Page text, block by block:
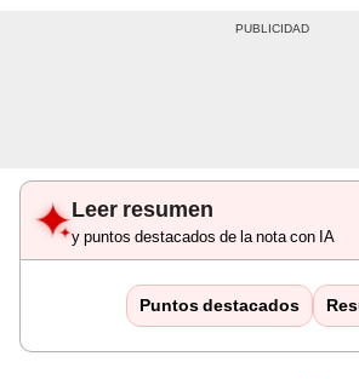
Leer resumen
y puntos destacados de la nota con IA
Puntos destacados